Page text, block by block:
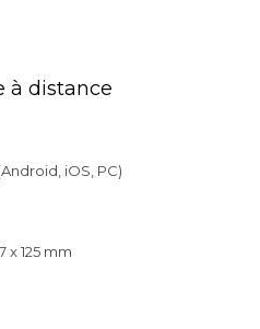
à distance
iOS, PC)
x 125 mm